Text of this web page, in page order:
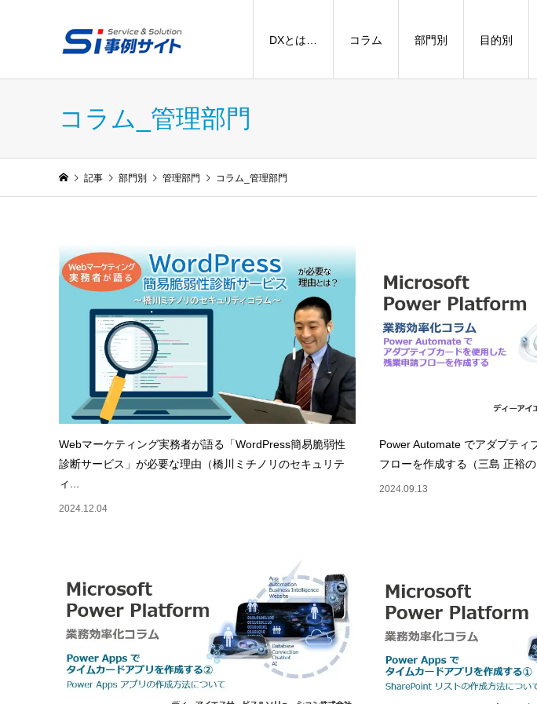
DXとは… コラム 部門別 目的別
コラム_管理部門
記事 部門別 管理部門 コラム_管理部門
Webマーケティング実務者が語る「WordPress簡易脆弱性
診断サービス」が必要な理由（橋川ミチノリのセキュリテ
ィ...
2024.12.04
Power Automate でアダプティ
フローを作成する（三島 正裕
2024.09.13